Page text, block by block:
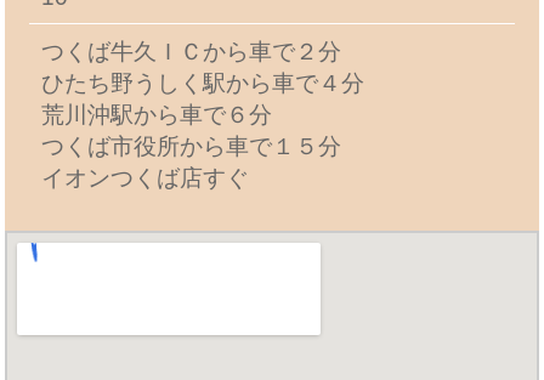
つくば牛久ＩＣから車で２分
ひたち野うしく駅から車で４分
荒川沖駅から車で６分
つくば市役所から車で１５分
イオンつくば店すぐ